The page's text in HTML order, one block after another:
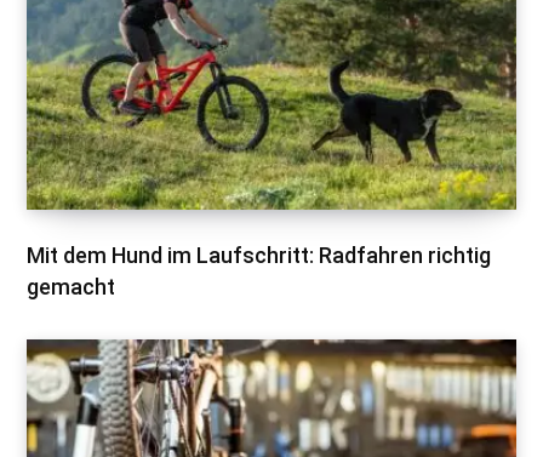
Mit dem Hund im Laufschritt: Radfahren richtig
gemacht